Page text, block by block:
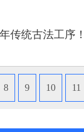
传统古法工序
8 9 10 11